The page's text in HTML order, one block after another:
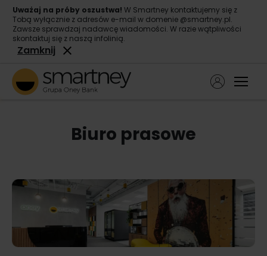
Uważaj na próby oszustwa! W Smartney kontaktujemy się z
Tobą wyłącznie z adresów e-mail w domenie @smartney.pl.
Zawsze sprawdzaj nadawcę wiadomości. W razie wątpliwości
skontaktuj się z naszą infolinią.
Zamknij
Pożyczka konsolidacyjna
Kontakt
biuro prasowe